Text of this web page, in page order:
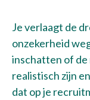
Je verlaagt de
onzekerheid
inschatten of
realistisch zijn
dat op je